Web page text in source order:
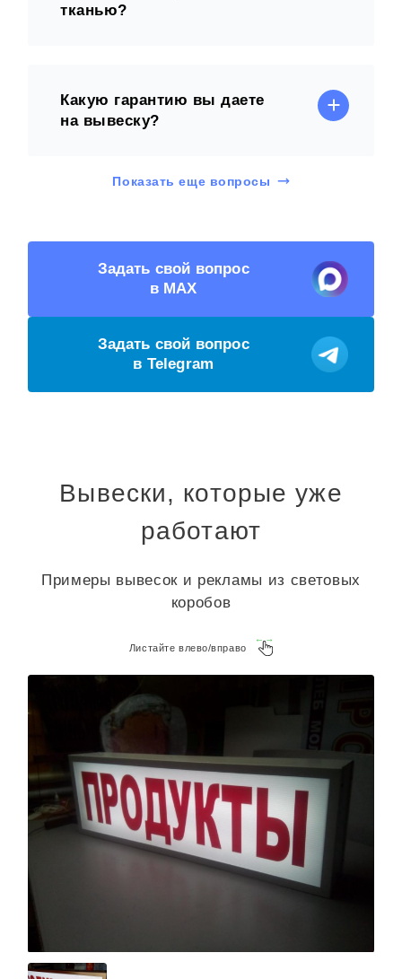
тканью?
Какую гарантию вы даете
на вывеску?
Показать еще вопросы
Задать свой вопрос
в MAX
Задать свой вопрос
в Telegram
Вывески, которые уже
работают
Примеры вывесок и рекламы из световых
коробов
Листайте влево/вправо